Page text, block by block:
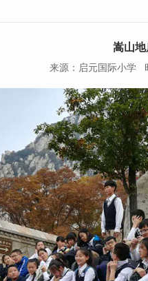
嵩山
来源：启元国际小学